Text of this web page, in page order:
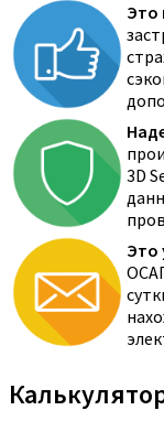
Это
3D
Это